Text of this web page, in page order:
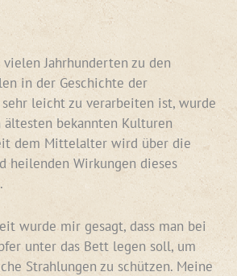
Jahrhunderten zu den
in der Geschichte der
sehr leicht zu verarbeiten ist, wurde
bekannten Kulturen
dem Mittelalter wird über die
heilenden Wirkungen dieses
wurde mir gesagt, dass man bei
unter das Bett legen soll, um
Strahlungen zu schützen. Meine